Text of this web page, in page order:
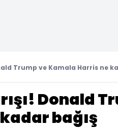
Trump ve Kamala Harris ne
Donald
bağış